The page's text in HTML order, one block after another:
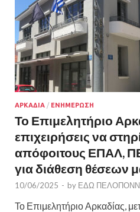
ΑΡΚΑΔΙΑ / ΕΝΗΜΕΡΩΣΗ
Το Επιμελητήριο
επιχειρήσεις να
απόφοιτους ΕΠΑΛ,
για διάθεση θέσεων
10/06/2025 - by ΕΔΩ
Το Επιμελητήριο Αρκαδίας,